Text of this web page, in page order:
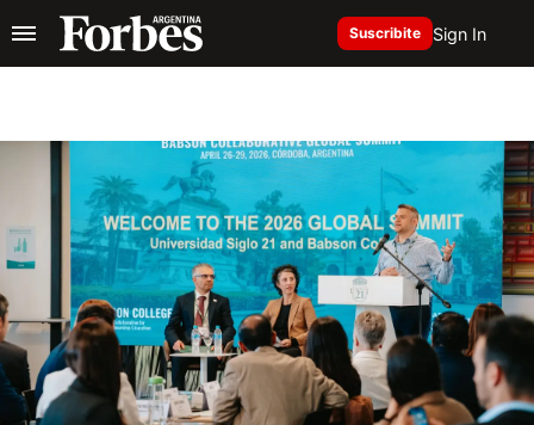
Suscribite Sign In